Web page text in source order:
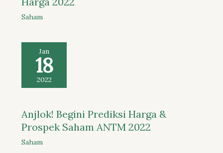
Saham
Jan
18
2022
Anjlok! Begini Prediksi Harga &
Prospek Saham ANTM 2022
Saham